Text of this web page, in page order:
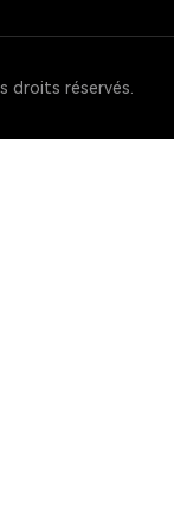
droits réservés.